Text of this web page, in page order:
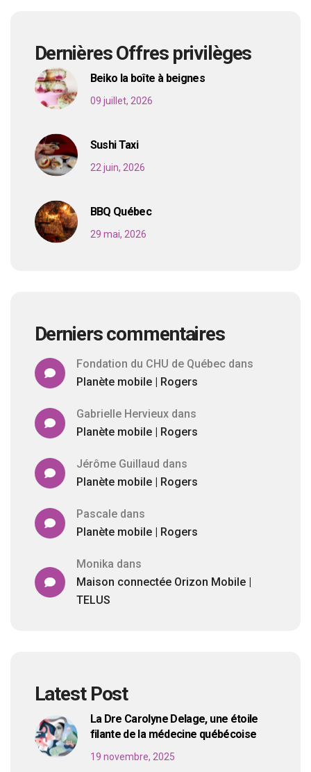
Dernières Offres privilèges
Beiko la boîte à beignes
09 juillet, 2026
Sushi Taxi
22 juin, 2026
BBQ Québec
29 mai, 2026
Derniers commentaires
Fondation du CHU de Québecdans
Planète mobile | Rogers
Gabrielle Hervieuxdans
Planète mobile | Rogers
Jérôme Guillaud dans
Planète mobile | Rogers
Pascaledans
Planète mobile | Rogers
Monika dans
Maison connectée Orizon Mobile |
TELUS
Latest Post
La Dre Carolyne Delage, une étoile
filante de la médecine québécoise
19 novembre, 2025